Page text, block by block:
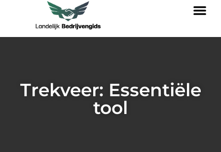
Trekveer: Essentiële
tool